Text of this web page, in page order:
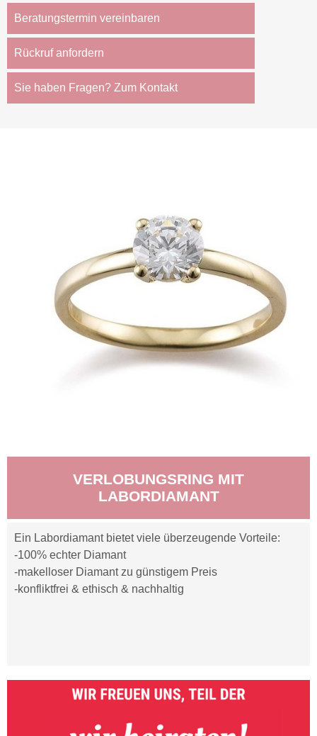
Beratungstermin vereinbaren
Rückruf anfordern
Sie haben Fragen? Zum Kontakt
VERLOBUNGSRING MIT
LABORDIAMANT
Ein Labordiamant bietet viele überzeugende Vorteile:
-100% echter Diamant
-makelloser Diamant zu günstigem Preis
-konfliktfrei & ethisch & nachhaltig